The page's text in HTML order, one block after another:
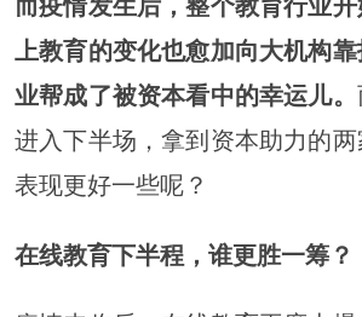
而疫情发生后，整个教育行业
上教育的变化也愈加向大机构
业帮成了被资本看中的幸运儿。
进入下半场，拿到资本助力的
表现更好一些呢？
在线教育下半程，谁更胜一筹？